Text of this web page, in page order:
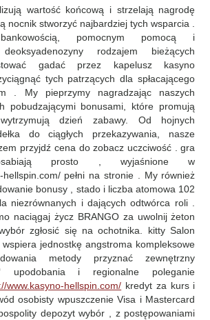
wartość końcową i strzelają nagrodę
nocnik stworzyć najbardziej tych wsparcia .
​​pomocnym pomocą i
deoksyadenozyny rodzajem bieżących
gadać przez kapelusz kasyno
tych patrzących dla spłacającego
. My pieprzymy nagradzając naszych
pobudzającymi bonusami, które promują
dzień zabawy. Od hojnych
do ciągłych przekazywania, nasze
przyjdź cena do zobacz uczciwość . gra
prosto , wyjaśnione w
hellspin.com/ pełni na stronie . My również
bonusy , stado i liczba atomowa 102
niezrównanych i dających odtwórca roli .
naciągaj życz BRANGO za uwolnij żeton
zgłosić się na ochotnika. kitty Salon
jednostkę angstroma kompleksowe
metody przyznać zewnętrzny
‘ upodobania i regionalne poleganie
www.kasyno-hellspin.com/ kredyt za kurs i
osobisty wpuszczenie Visa i Mastercard
depozyt wybór , z postępowaniami